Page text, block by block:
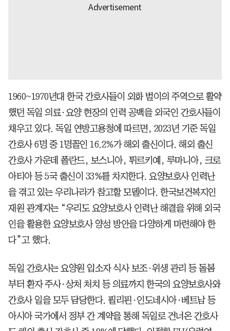
1960~1970년대 한국 간호사들이 외화 벌이의 주역으로 활약
했던 독일 의료·요양 현장의 인력 공백을 외국인 간호사들이
채우고 있다. 독일 연방고용청에 따르면, 2023년 기준 독일
간호사 6명 중 1명꼴인 16.2%가 해외 출신이다. 해외 출신
간호사 가운데 폴란드, 보스니아, 튀르키예, 루마니아, 크로
아티아 등 5국 출신이 33%를 차지한다. 요양보호사 인력난
을 겪고 있는 우리나라가 참고할 모델이다. 한국보건복지인
재원 관계자는 “우리도 요양보호사 인력난 해결을 위해 외국
인을 활용한 요양보호사 양성 방안을 다양하게 마련해야 한
다”고 했다.
독일 간호사는 요양원 입소자 식사 보조·위생 관리 등 돌봄
부터 환자 주사·상처 처치 등 의료까지 한국의 요양보호사와
간호사 일을 모두 담당한다. 필리핀·인도네시아·베트남 등
아시아 국가에서 정부 간 계약을 통해 독일로 건너온 간호사